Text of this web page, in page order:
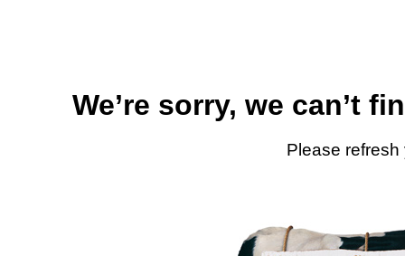
We’re sorry, we can’t
Please refresh